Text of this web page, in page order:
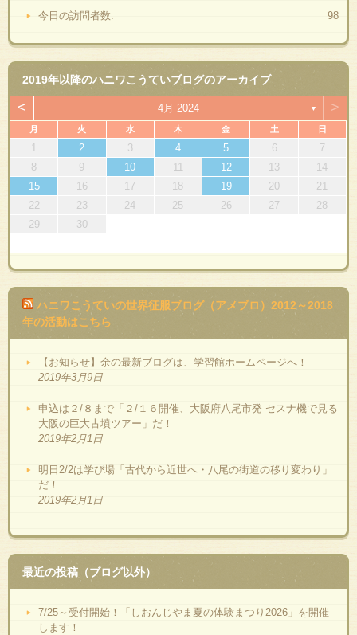
98
今日の訪問者数:
2019年以降のハニワこうていブログのアーカイブ
< 4月 2024 ▼ >
月 火 水 木 金 土 日
1 2 3 4 5 6
7
8
9 10 11 12 13
14
15
16 17 18 19 20
21
22
23 24 25 26 27
28
29
30
ハニワこうていの世界征服ブログ（アメブロ）2012～2018
年の活動はこちら
【お知らせ】余の最新ブログは、学習館ホームページへ！
2019年3月9日
申込は２/８まで「２/１６開催、大阪府八尾市発 セスナ機で見る
大阪の巨大古墳ツアー」だ！
2019年2月1日
明日2/2は学び場「古代から近世へ・八尾の街道の移り変わり」
だ！
2019年2月1日
最近の投稿（ブログ以外）
7/25～受付開始！「しおんじやま夏の体験まつり2026」を開催
します！